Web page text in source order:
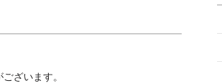
ざいます。